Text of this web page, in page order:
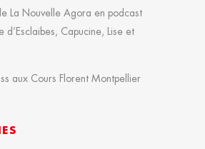
La Nouvelle Agora en podcast
d’Esclaibes, Capucine, Lise et
aux Cours Florent Montpellier